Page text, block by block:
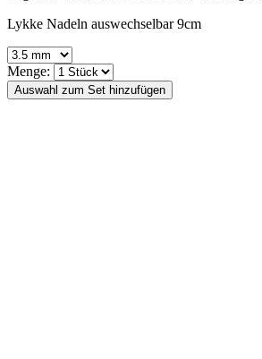
Lykke Nadeln auswechselbar 9cm
Menge: